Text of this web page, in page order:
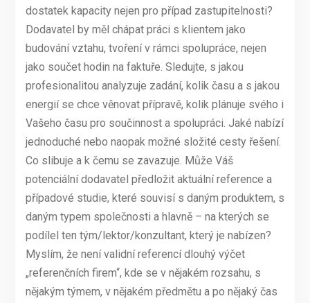
dostatek kapacity nejen pro případ zastupitelnosti?
Dodavatel by měl chápat práci s klientem jako
budování vztahu, tvoření v rámci spolupráce, nejen
jako součet hodin na faktuře. Sledujte, s jakou
profesionalitou analyzuje zadání, kolik času a s jakou
energií se chce věnovat přípravě, kolik plánuje svého i
Vašeho času pro součinnost a spolupráci. Jaké nabízí
jednoduché nebo naopak možné složité cesty řešení.
Co slibuje a k čemu se zavazuje. Může Váš
potenciální dodavatel předložit aktuální reference a
případové studie, které souvisí s daným produktem, s
daným typem společnosti a hlavně – na kterých se
podílel ten tým/lektor/konzultant, který je nabízen?
Myslím, že není validní referencí dlouhý výčet
„referenčních firem“, kde se v nějakém rozsahu, s
nějakým týmem, v nějakém předmětu a po nějaký čas